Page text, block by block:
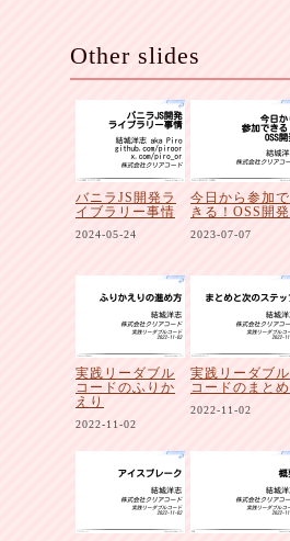
Other slides
バニラJS開発ラ
イブラリー事情
2024-05-24
今日から参加で
きる！OSS開発
2023-07-07
実践リーダブル
コードのふりか
えり
2022-11-02
実践リーダブル
コードのまとめ
2022-11-02